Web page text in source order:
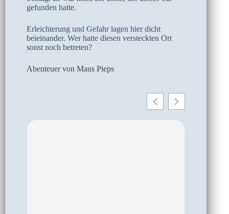
gefunden hatte.
Erleichterung und Gefahr lagen hier dicht
beieinander. Wer hatte diesen versteckten Ort
sonst noch betreten?
Abenteuer von Maus Pieps